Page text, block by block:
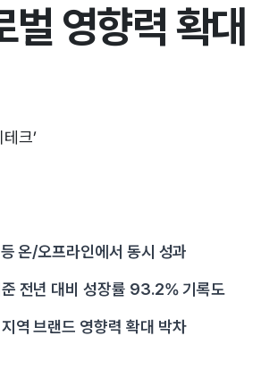
영향력 확대
크’
온/오프라인에서 동시 성과
전년 대비 성장률 93.2% 기록도
역 브랜드 영향력 확대 박차